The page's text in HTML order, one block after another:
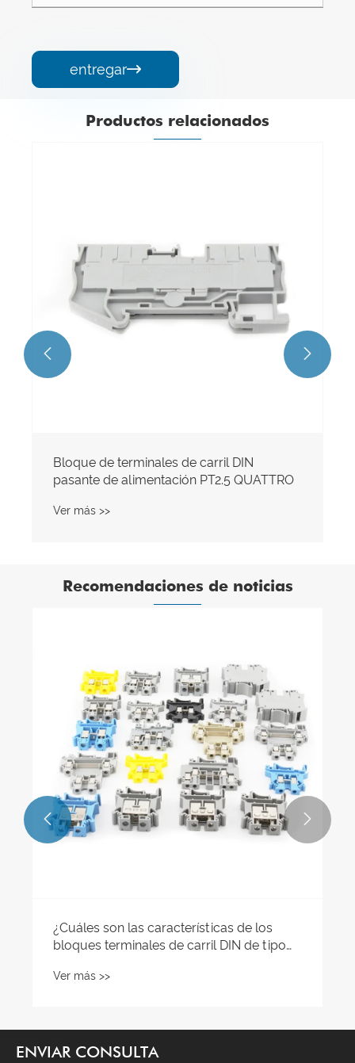
entregar
Productos relacionados
Bloque de terminales de carril DIN
pasante de alimentación PT2.5 QUATTRO
Ver más >>
 
Recomendaciones de noticias
¿Cuáles son las características de los
bloques terminales de carril DIN de tipo
Ver más >>
 
ENVIAR CONSULTA